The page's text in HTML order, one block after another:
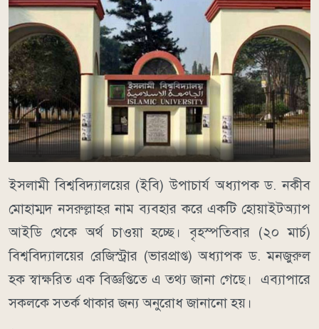
ইসলামী বিশ্ববিদ্যালয়ের (ইবি) উপাচার্য অধ্যাপক ড. নকীব
মোহাম্মদ নসরুল্লাহর নাম ব্যবহার করে একটি হোয়াইটঅ্যাপ
আইডি থেকে অর্থ চাওয়া হচ্ছে। বৃহস্পতিবার (২০ মার্চ)
বিশ্ববিদ্যালয়ের রেজিস্ট্রার (ভারপ্রাপ্ত) অধ্যাপক ড. মনজুরুল
হক স্বাক্ষরিত এক বিজ্ঞপ্তিতে এ তথ্য জানা গেছে। এব্যাপারে
সকলকে সতর্ক থাকার জন্য অনুরোধ জানানো হয়।